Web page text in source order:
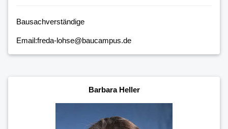
Bausachverständige
Email:freda-lohse@baucampus.de
Barbara Heller